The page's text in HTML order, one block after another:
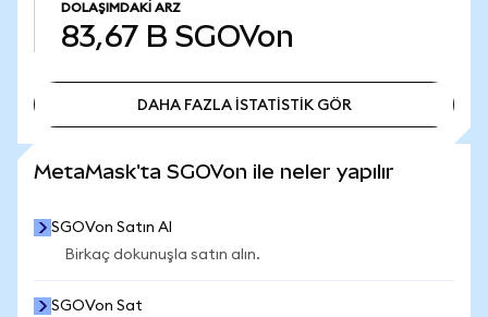
DOLAŞIMDAKI ARZ
83,67 B SGOVon
DAHA FAZLA İSTATİSTİK GÖR
MetaMask'ta SGOVon ile neler yapılır
SGOVon Satın Al
Birkaç dokunuşla satın alın.
SGOVon Sat